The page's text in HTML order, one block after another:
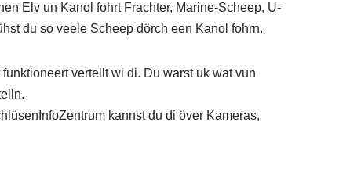
Elv un Kanol fohrt Frachter, Marine-Scheep, U-
du so veele Scheep dörch een Kanol fohrn.
vertellt wi di. Du warst uk wat vun
kannst du di över Kameras,